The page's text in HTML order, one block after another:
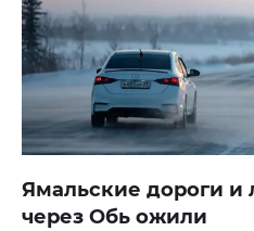
Ямальские дороги и
через Обь ожили